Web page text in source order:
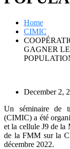
Home
CIMIC
GAGNER
December 2,
Un séminaire de
(CIMIC) a été
et la cellule J9 de la
de la FMM sur la
décembre 2022.